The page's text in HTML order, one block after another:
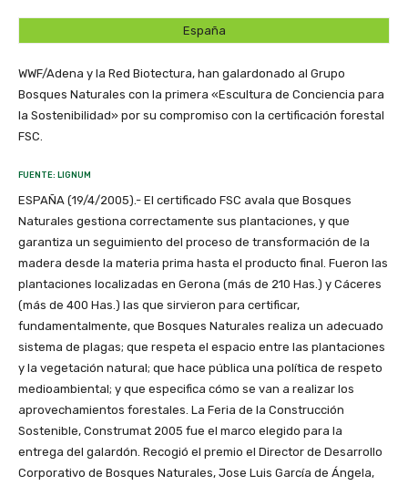
España
WWF/Adena y la Red Biotectura, han galardonado al Grupo
Bosques Naturales con la primera «Escultura de Conciencia para
la Sostenibilidad» por su compromiso con la certificación forestal
FSC.
FUENTE: LIGNUM
ESPAÑA (19/4/2005).- El certificado FSC avala que Bosques
Naturales gestiona correctamente sus plantaciones, y que
garantiza un seguimiento del proceso de transformación de la
madera desde la materia prima hasta el producto final. Fueron las
plantaciones localizadas en Gerona (más de 210 Has.) y Cáceres
(más de 400 Has.) las que sirvieron para certificar,
fundamentalmente, que Bosques Naturales realiza un adecuado
sistema de plagas; que respeta el espacio entre las plantaciones
y la vegetación natural; que hace pública una política de respeto
medioambiental; y que especifica cómo se van a realizar los
aprovechamientos forestales. La Feria de la Construcción
Sostenible, Construmat 2005 fue el marco elegido para la
entrega del galardón. Recogió el premio el Director de Desarrollo
Corporativo de Bosques Naturales, Jose Luis García de Ángela,